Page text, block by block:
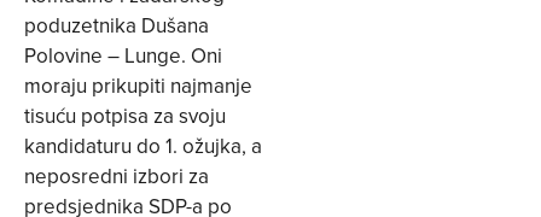
poduzetnika Dušana
Polovine – Lunge. Oni
moraju prikupiti najmanje
tisuću potpisa za svoju
kandidaturu do 1. ožujka, a
neposredni izbori za
predsjednika SDP-a po